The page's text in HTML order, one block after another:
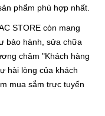
phẩm phù hợp nhất.
STORE còn mang
bảo hành, sửa chữa
châm "Khách hàng
hài lòng của khách
mua sắm trực tuyến